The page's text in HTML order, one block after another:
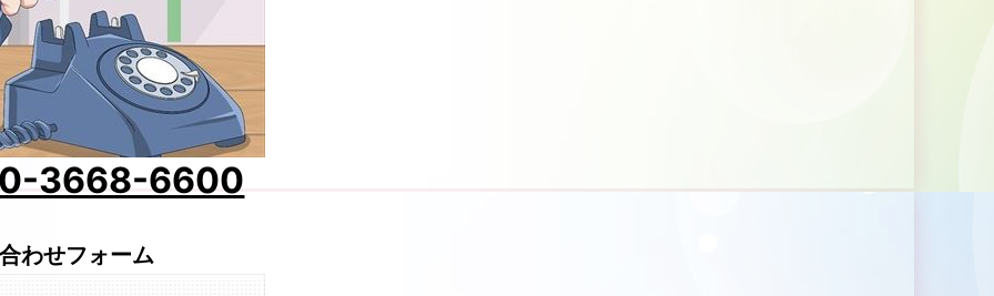
3668-6600
わせフォーム